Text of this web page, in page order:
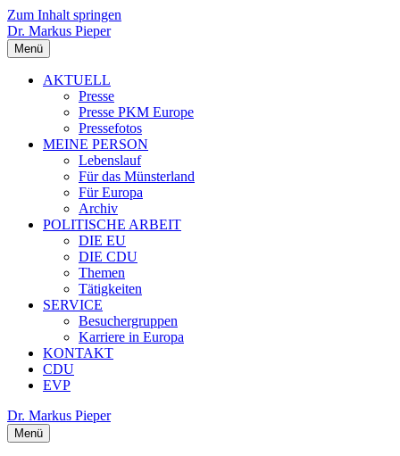
Zum Inhalt springen
Dr. Markus Pieper
Menü
AKTUELL
Presse
Presse PKM Europe
Pressefotos
MEINE PERSON
Lebenslauf
Für das Münsterland
Für Europa
Archiv
POLITISCHE ARBEIT
DIE EU
DIE CDU
Themen
Tätigkeiten
SERVICE
Besuchergruppen
Karriere in Europa
KONTAKT
CDU
EVP
Dr. Markus Pieper
Menü